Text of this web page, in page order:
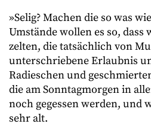
»Selig? Machen die so was
Umstände wollen es so, dass
zelten, die tatsächlich von
unterschriebene Erlaubnis
Radieschen und
die am Sonntagmorgen in
noch gegessen werden, und
sehr alt.